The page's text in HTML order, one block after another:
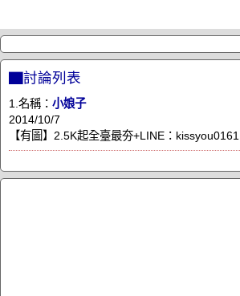
▇討論列表
1.名稱： 小娘子
2014/10/7
【有圖】2.5K起全臺最夯+LINE：kissyou0161